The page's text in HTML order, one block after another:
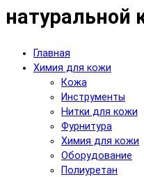
натуральной
Главная
Химия для кожи
Кожа
Инструменты
Нитки для кожи
Фурнитура
Химия для кожи
Оборудование
Полиуретан